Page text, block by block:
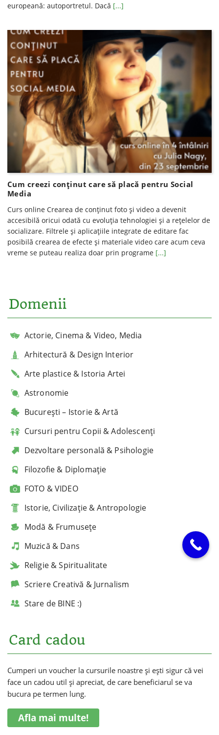
europeană: autoportretul. Dacă [...]
Cum creezi conţinut care să placă pentru Social
Media
Curs online Crearea de conținut foto și video a devenit
accesibilă oricui odată cu evoluția tehnologiei și a rețelelor de
socializare. Filtrele și aplicațiile integrate de editare fac
posibilă crearea de efecte și materiale video care acum ceva
vreme se puteau realiza doar prin programe [...]
Domenii
Actorie, Cinema & Video, Media
Arhitectură & Design Interior
Arte plastice & Istoria Artei
Astronomie
București – Istorie & Artă
Cursuri pentru Copii & Adolescenți
Dezvoltare personală & Psihologie
Filozofie & Diplomație
FOTO & VIDEO
Istorie, Civilizație & Antropologie
Modă & Frumusețe
Muzică & Dans
Religie & Spiritualitate
Scriere Creativă & Jurnalism
Stare de BINE :)
Card cadou
Cumperi un voucher la cursurile noastre și ești sigur că vei
face un cadou util și apreciat, de care beneficiarul se va
bucura pe termen lung.
Afla mai multe!